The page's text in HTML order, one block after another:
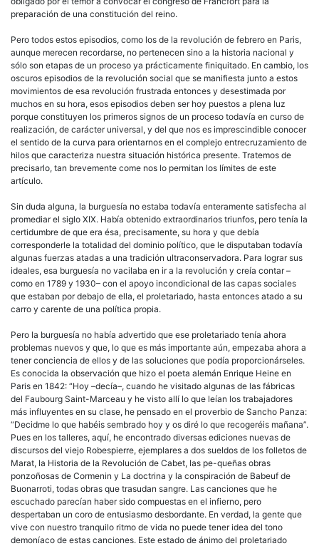
preparación de una constitución del reino.
Pero todos estos episodios, como los de la revolución de febrero en Paris,
aunque merecen recordarse, no pertenecen sino a la historia nacional y
sólo son etapas de un proceso ya prácticamente finiquitado. En cambio, los
oscuros episodios de la revolución social que se manifiesta junto a estos
movimientos de esa revolución frustrada entonces y desestimada por
muchos en su hora, esos episodios deben ser hoy puestos a plena luz
porque constituyen los primeros signos de un proceso todavía en curso de
realización, de carácter universal, y del que nos es imprescindible conocer
el sentido de la curva para orientarnos en el complejo entrecruzamiento de
hilos que caracteriza nuestra situación histórica presente. Tratemos de
precisarlo, tan brevemente come nos lo permitan los límites de este
artículo.
Sin duda alguna, la burguesía no estaba todavía enteramente satisfecha al
promediar el siglo XIX. Había obtenido extraordinarios triunfos, pero tenía la
certidumbre de que era ésa, precisamente, su hora y que debía
corresponderle la totalidad del dominio político, que le disputaban todavía
algunas fuerzas atadas a una tradición ultraconservadora. Para lograr sus
ideales, esa burguesía no vacilaba en ir a la revolución y creía contar –
como en 1789 y 1930– con el apoyo incondicional de las capas sociales
que estaban por debajo de ella, el proletariado, hasta entonces atado a su
carro y carente de una política propia.
Pero la burguesía no había advertido que ese proletariado tenía ahora
problemas nuevos y que, lo que es más importante aún, empezaba ahora a
tener conciencia de ellos y de las soluciones que podía proporcionárseles.
Es conocida la observación que hizo el poeta alemán Enrique Heine en
Paris en 1842: “Hoy –decía–, cuando he visitado algunas de las fábricas
del Faubourg Saint-Marceau y he visto allí lo que leían los trabajadores
más influyentes en su clase, he pensado en el proverbio de Sancho Panza:
“Decidme lo que habéis sembrado hoy y os diré lo que recogeréis mañana”.
Pues en los talleres, aquí, he encontrado diversas ediciones nuevas de
discursos del viejo Robespierre, ejemplares a dos sueldos de los folletos de
Marat, la Historia de la Revolución de Cabet, las pe-queñas obras
ponzoñosas de Cormenin y La doctrina y la conspiración de Babeuf de
Buonarroti, todas obras que trasudan sangre. Las canciones que he
escuchado parecían haber sido compuestas en el infierno, pero
despertaban un coro de entusiasmo desbordante. En verdad, la gente que
vive con nuestro tranquilo ritmo de vida no puede tener idea del tono
demoníaco de estas canciones. Este estado de ánimo del proletariado